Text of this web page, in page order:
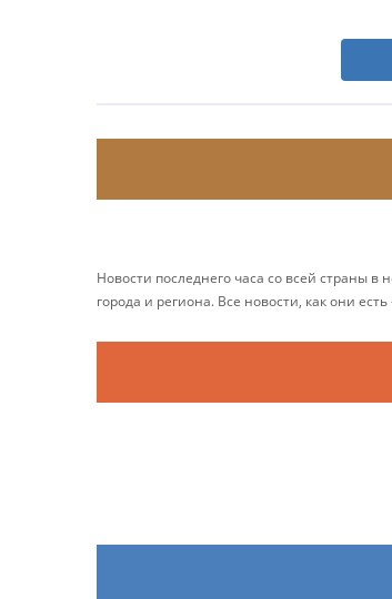
Новости последнего часа со всей страны
города и региона. Все новости, как они